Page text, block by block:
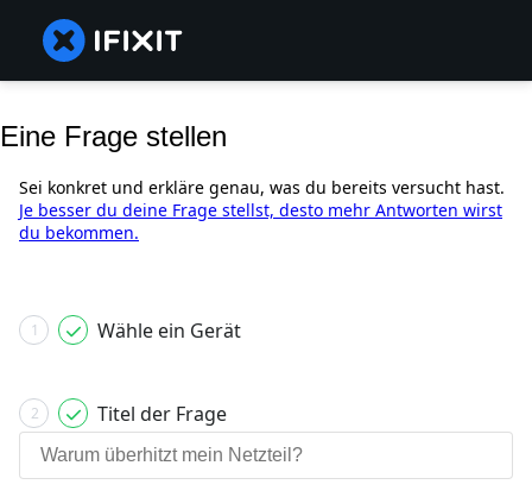
Eine Frage stellen
Sei konkret und erkläre genau, was du bereits versucht hast.
Je besser du deine Frage stellst, desto mehr Antworten wirst
du bekommen.
1 Wähle ein Gerät
2 Titel der Frage